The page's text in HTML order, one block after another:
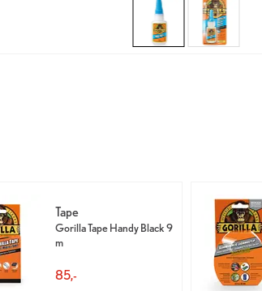
Tape
Gorilla Tape Handy Black 9
m
85,-